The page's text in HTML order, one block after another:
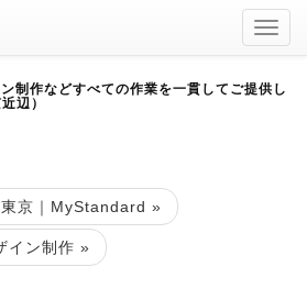
制作などすべての作業を一貫してご提供し
辺）
京｜MyStandard »
イン制作 »